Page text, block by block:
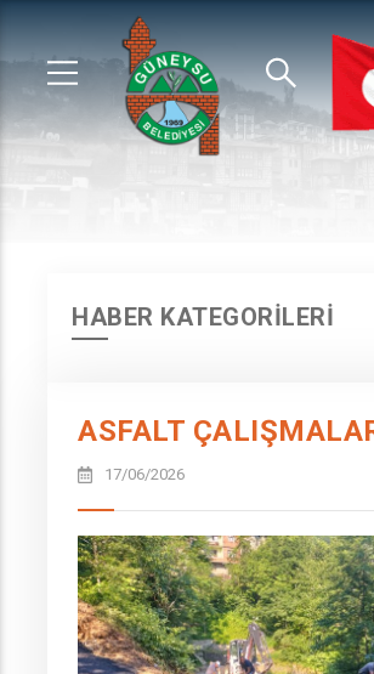
HABER KATEGORİLERİ
ASFALT
17/06/2026